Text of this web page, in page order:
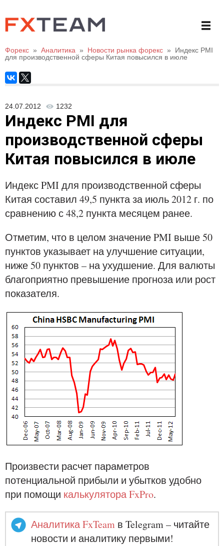
Форекс » Аналитика » Новости рынка форекс »
Индекс PMI
для производственной сферы Китая повысился в июле
24.07.2012 1232
Индекс PMI для
производственной сферы
Китая повысился в июле
Индекс PMI для производственной сферы
Китая составил 49,5 пункта за июль 2012 г. по
сравнению с 48,2 пункта месяцем ранее.
Отметим, что в целом значение PMI выше 50
пунктов указывает на улучшение ситуации,
ниже 50 пунктов – на ухудшение. Для валюты
благоприятно превышение прогноза или рост
показателя.
Произвести расчет параметров
потенциальной прибыли и убытков удобно
при помощи калькулятора FxPro.
Аналитика FxTeam в Telegram – читайте
новости и аналитику первыми!